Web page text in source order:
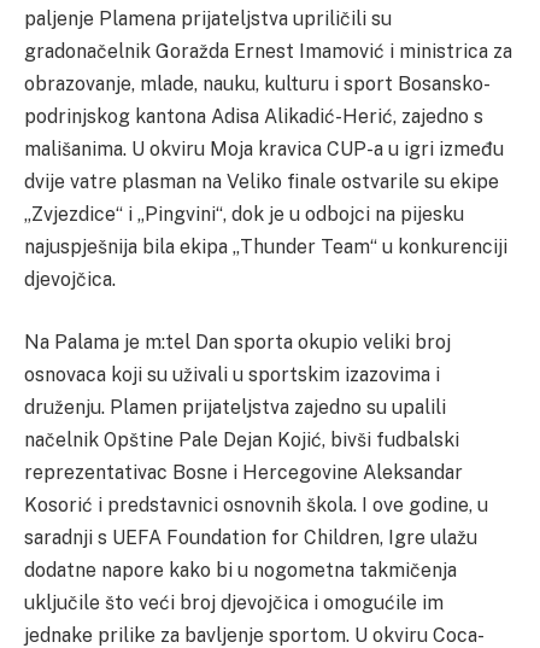
paljenje Plamena prijateljstva upriličili su
gradonačelnik Goražda Ernest Imamović i ministrica za
obrazovanje, mlade, nauku, kulturu i sport Bosansko-
podrinjskog kantona Adisa Alikadić-Herić, zajedno s
mališanima. U okviru Moja kravica CUP-a u igri između
dvije vatre plasman na Veliko finale ostvarile su ekipe
„Zvjezdice“ i „Pingvini“, dok je u odbojci na pijesku
najuspješnija bila ekipa „Thunder Team“ u konkurenciji
djevojčica.
Na Palama je m:tel Dan sporta okupio veliki broj
osnovaca koji su uživali u sportskim izazovima i
druženju. Plamen prijateljstva zajedno su upalili
načelnik Opštine Pale Dejan Kojić, bivši fudbalski
reprezentativac Bosne i Hercegovine Aleksandar
Kosorić i predstavnici osnovnih škola. I ove godine, u
saradnji s UEFA Foundation for Children, Igre ulažu
dodatne napore kako bi u nogometna takmičenja
uključile što veći broj djevojčica i omogućile im
jednake prilike za bavljenje sportom. U okviru Coca-